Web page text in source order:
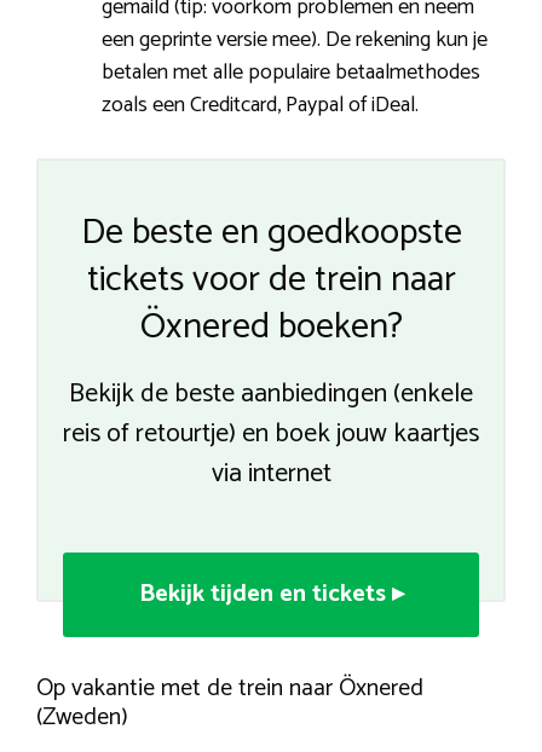
een geprinte versie mee). De rekening kun je
betalen met alle populaire betaalmethodes
zoals een Creditcard, Paypal of iDeal.
De beste en goedkoopste
tickets voor de trein naar
Öxnered boeken?
Bekijk de beste aanbiedingen (enkele
reis of retourtje) en boek jouw kaartjes
via internet
Bekijk tijden en tickets ▸
Op vakantie met de trein naar Öxnered
(Zweden)